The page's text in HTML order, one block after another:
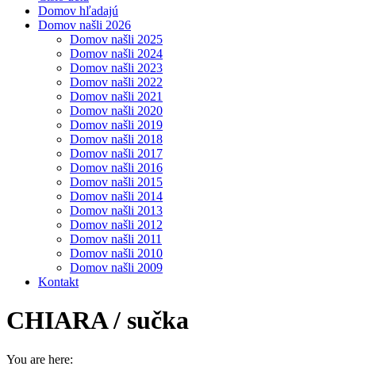
Domov hľadajú
Domov našli 2026
Domov našli 2025
Domov našli 2024
Domov našli 2023
Domov našli 2022
Domov našli 2021
Domov našli 2020
Domov našli 2019
Domov našli 2018
Domov našli 2017
Domov našli 2016
Domov našli 2015
Domov našli 2014
Domov našli 2013
Domov našli 2012
Domov našli 2011
Domov našli 2010
Domov našli 2009
Kontakt
CHIARA / sučka
You are here: